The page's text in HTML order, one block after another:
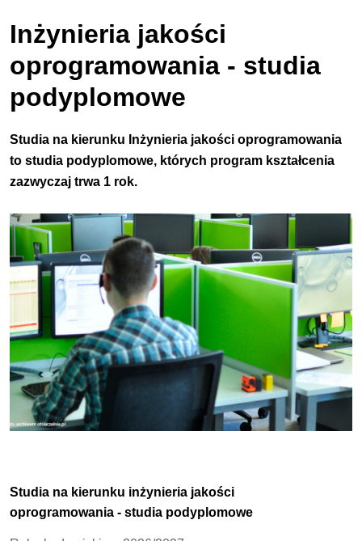
Inżynieria jakości
oprogramowania - studia
podyplomowe
Studia na kierunku Inżynieria jakości oprogramowania
to studia podyplomowe, których program kształcenia
zazwyczaj trwa 1 rok.
Studia na kierunku inżynieria jakości
oprogramowania - studia podyplomowe